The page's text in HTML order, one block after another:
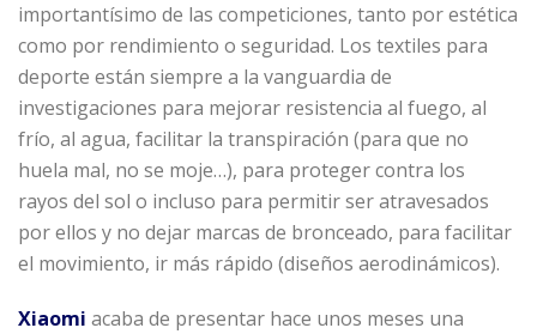
importantísimo de las competiciones, tanto por estética
como por rendimiento o seguridad. Los textiles para
deporte están siempre a la vanguardia de
investigaciones para mejorar resistencia al fuego, al
frío, al agua, facilitar la transpiración (para que no
huela mal, no se moje…), para proteger contra los
rayos del sol o incluso para permitir ser atravesados
por ellos y no dejar marcas de bronceado, para facilitar
el movimiento, ir más rápido (diseños aerodinámicos).
Xiaomi acaba de presentar hace unos meses una